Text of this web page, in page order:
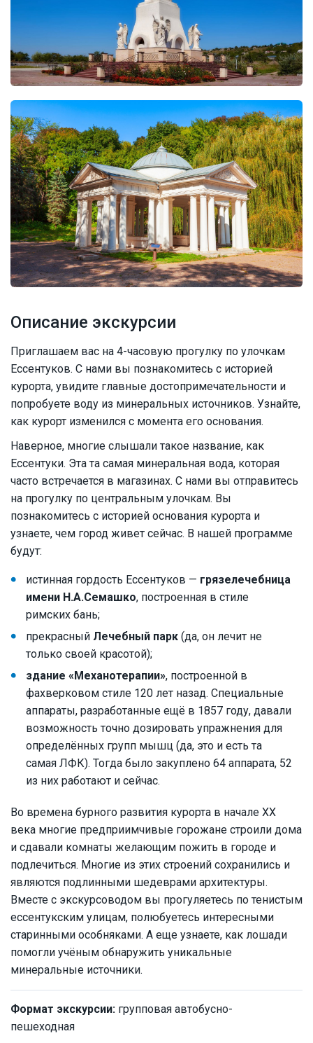
Описание экскурсии
Приглашаем вас на 4-часовую прогулку по улочкам
Ессентуков. С нами вы познакомитесь с историей
курорта, увидите главные достопримечательности и
попробуете воду из минеральных источников. Узнайте,
как курорт изменился с момента его основания.
Наверное, многие слышали такое название, как
Ессентуки. Эта та самая минеральная вода, которая
часто встречается в магазинах. С нами вы отправитесь
на прогулку по центральным улочкам. Вы
познакомитесь с историей основания курорта и
узнаете, чем город живет сейчас. В нашей программе
будут:
истинная гордость Ессентуков — грязелечебница
имени Н.А.Семашко, построенная в стиле
римских бань;
прекрасный Лечебный парк (да, он лечит не
только своей красотой);
здание «Механотерапии», построенной в
фахверковом стиле 120 лет назад. Специальные
аппараты, разработанные ещё в 1857 году, давали
возможность точно дозировать упражнения для
определённых групп мышц (да, это и есть та
самая ЛФК). Тогда было закуплено 64 аппарата, 52
из них работают и сейчас.
Во времена бурного развития курорта в начале XX
века многие предприимчивые горожане строили дома
и сдавали комнаты желающим пожить в городе и
подлечиться. Многие из этих строений сохранились и
являются подлинными шедеврами архитектуры.
Вместе с экскурсоводом вы прогуляетесь по тенистым
ессентукским улицам, полюбуетесь интересными
старинными особняками. А еще узнаете, как лошади
помогли учёным обнаружить уникальные
минеральные источники.
Формат экскурсии: групповая автобусно-
пешеходная